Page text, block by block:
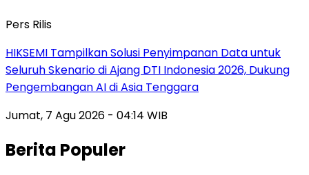
Pers Rilis
HIKSEMI Tampilkan Solusi Penyimpanan Data untuk
Seluruh Skenario di Ajang DTI Indonesia 2026, Dukung
Pengembangan AI di Asia Tenggara
Jumat, 7 Agu 2026 - 04:14 WIB
Berita Populer